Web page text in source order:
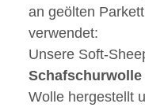
an geölten
verwendet:
Unsere Soft-
Schafschurwolle
Wolle hergestellt